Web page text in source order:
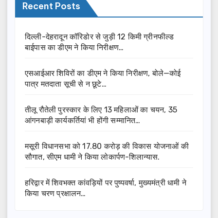
Recent Posts
दिल्ली-देहरादून कॉरिडोर से जुड़ी 12 किमी ग्रीनफील्ड
बाईपास का डीएम ने किया निरीक्षण…
एसआईआर शिविरों का डीएम ने किया निरीक्षण, बोले—कोई
पात्र मतदाता सूची से न छूटे…
तीलू रौतेली पुरस्कार के लिए 13 महिलाओं का चयन, 35
आंगनबाड़ी कार्यकर्तियां भी होंगी सम्मानित…
मसूरी विधानसभा को 17.80 करोड़ की विकास योजनाओं की
सौगात, सीएम धामी ने किया लोकार्पण-शिलान्यास.
हरिद्वार में शिवभक्त कांवड़ियों पर पुष्पवर्षा, मुख्यमंत्री धामी ने
किया चरण प्रक्षालन…